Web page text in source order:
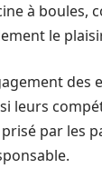
à
le
leurs
par les